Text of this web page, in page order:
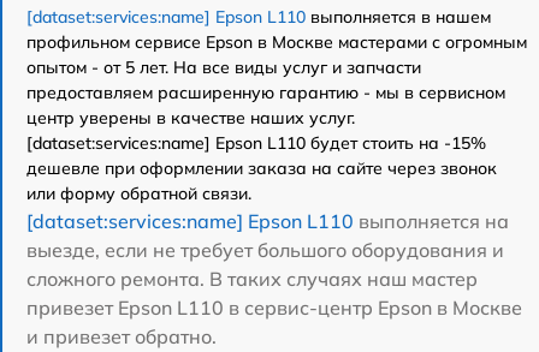
[dataset:services:name] Epson L110 выполняется в нашем
профильном сервисе Epson в Москве мастерами с огромным
опытом - от 5 лет. На все виды услуг и запчасти
предоставляем расширенную гарантию - мы в сервисном
центр уверены в качестве наших услуг.
[dataset:services:name] Epson L110 будет стоить на -15%
дешевле при оформлении заказа на сайте через звонок
или форму обратной связи.
[dataset:services:name] Epson L110 выполняется на
выезде, если не требует большого оборудования и
сложного ремонта. В таких случаях наш мастер
привезет Epson L110 в сервис-центр Epson в Москве
и привезет обратно.